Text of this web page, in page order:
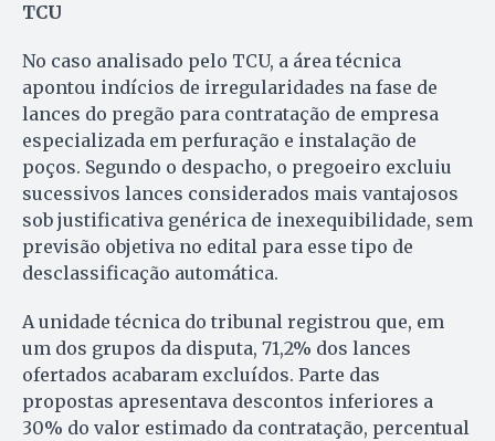
TCU
No caso analisado pelo TCU, a área técnica
apontou indícios de irregularidades na fase de
lances do pregão para contratação de empresa
especializada em perfuração e instalação de
poços. Segundo o despacho, o pregoeiro excluiu
sucessivos lances considerados mais vantajosos
sob justificativa genérica de inexequibilidade, sem
previsão objetiva no edital para esse tipo de
desclassificação automática.
A unidade técnica do tribunal registrou que, em
um dos grupos da disputa, 71,2% dos lances
ofertados acabaram excluídos. Parte das
propostas apresentava descontos inferiores a
30% do valor estimado da contratação, percentual